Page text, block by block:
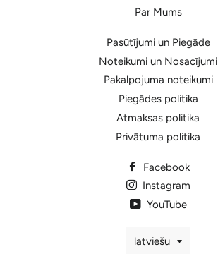
Par Mums
Pasūtījumi un Piegāde
Noteikumi un Nosacījumi
Pakalpojuma noteikumi
Piegādes politika
Atmaksas politika
Privātuma politika
Facebook
Instagram
YouTube
Valoda
latviešu